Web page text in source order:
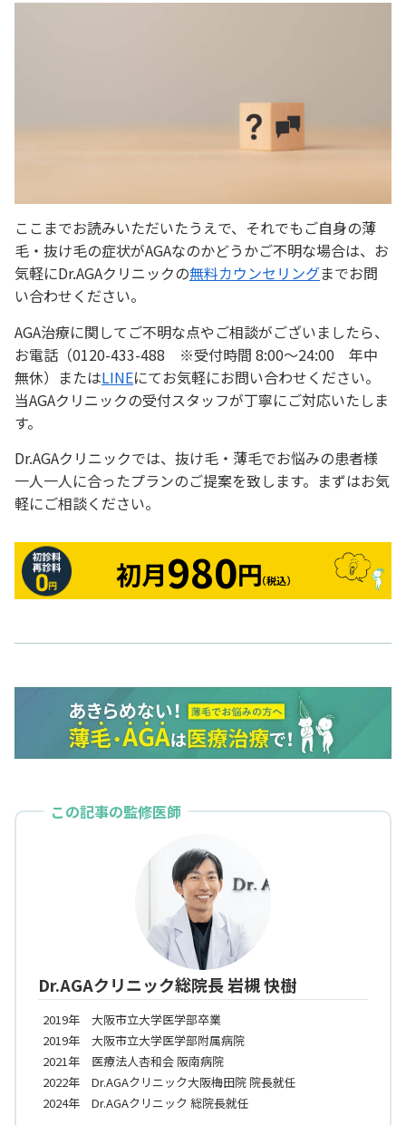
ここまでお読みいただいたうえで、それでもご自身の薄
毛・抜け毛の症状がAGAなのかどうかご不明な場合は、お
気軽にDr.AGAクリニックの無料カウンセリングまでお問
い合わせください。
AGA治療に関してご不明な点やご相談がございましたら、
お電話（0120-433-488 ※受付時間 8:00～24:00 年中
無休）またはLINEにてお気軽にお問い合わせください。
当AGAクリニックの受付スタッフが丁寧にご対応いたしま
す。
Dr.AGAクリニックでは、抜け毛・薄毛でお悩みの患者様
一人一人に合ったプランのご提案を致します。まずはお気
軽にご相談ください。
初月980円（税込）
この記事の監修医師
Dr.AGAクリニック総院長 岩槻 快樹
2019年 大阪市立大学医学部卒業
2019年 大阪市立大学医学部附属病院
2021年 医療法人杏和会 阪南病院
2022年 Dr.AGAクリニック大阪梅田院 院長就任
2024年 Dr.AGAクリニック 総院長就任